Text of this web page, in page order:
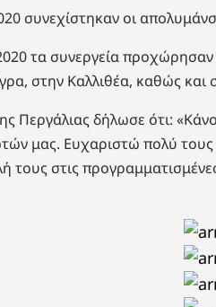
συνεχίστηκαν οι
τα συνεργεία
στην Καλλιθέα, καθώς και
Περγάλιας δήλωσε ότι:
μας. Ευχαριστώ πολύ
τους στις